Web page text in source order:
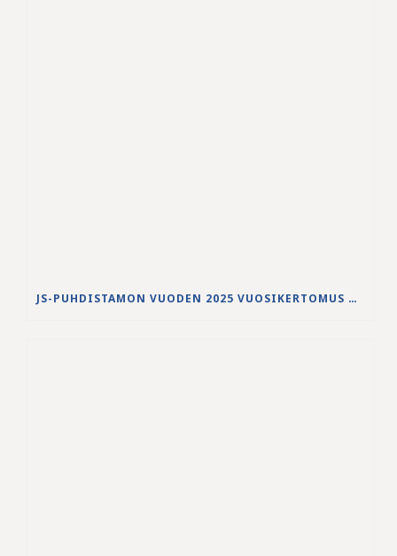
JS-PUHDISTAMON VUODEN 2025 VUOSIKERTOMUS ON JULKAISTU